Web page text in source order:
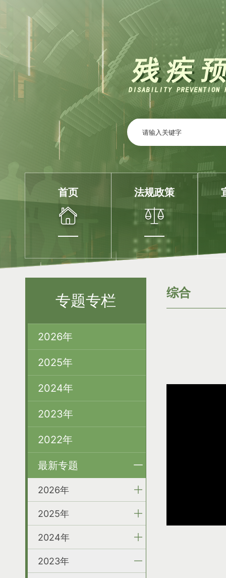
首页 法规政策
专题专栏
2026年
2025年
2024年
2023年
2022年
最新专题
2026年
2025年
2024年
2023年
综合